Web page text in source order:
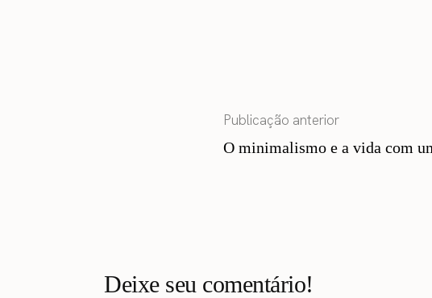
Publicação anterior
O minimalismo e a vida com
Deixe seu comentário!